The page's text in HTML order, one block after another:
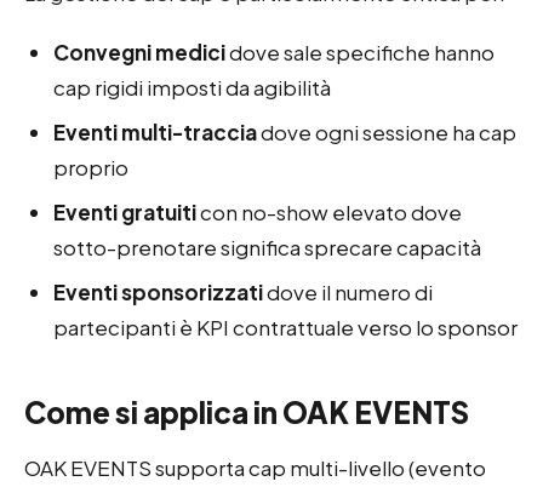
Convegni medicidove sale specifiche hanno
cap rigidi imposti da agibilità
Eventi multi-tracciadove ogni sessione ha cap
proprio
Eventi gratuiticon no-show elevato dove
sotto-prenotare significa sprecare capacità
Eventi sponsorizzatidove il numero di
partecipanti è KPI contrattuale verso lo sponsor
Come si applica in OAK EVENTS
OAK EVENTS supporta cap multi-livello (evento